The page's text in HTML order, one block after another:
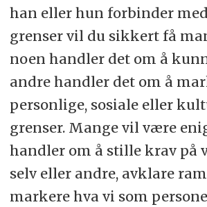
han eller hun forbinder
grenser vil du sikkert få
noen handler det om å
andre handler det om å
personlige, sosiale eller
grenser. Mange vil være
handler om å stille krav på
selv eller andre, avklare
markere hva vi som